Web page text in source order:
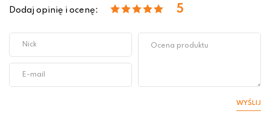
Dodaj opinię i ocenę: 5
WYŚLIJ